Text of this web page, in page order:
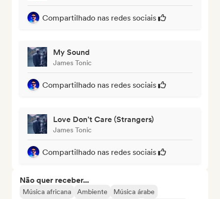
Compartilhado nas redes sociais
My Sound
James Tonic
Compartilhado nas redes sociais
Love Don’t Care (Strangers)
James Tonic
Compartilhado nas redes sociais
Não quer receber...
Música africana Ambiente Música árabe